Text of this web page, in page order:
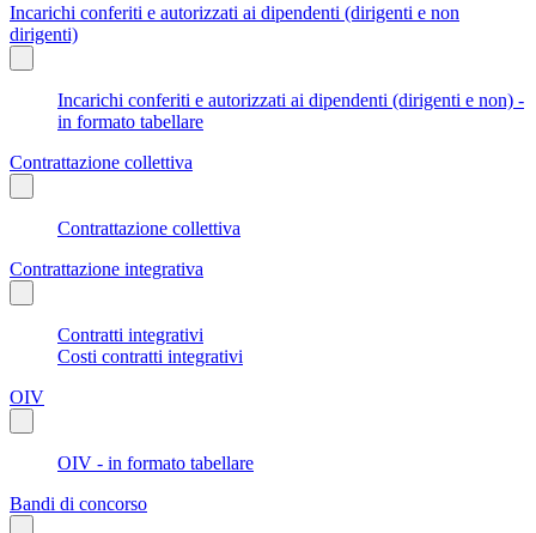
Incarichi conferiti e autorizzati ai dipendenti (dirigenti e non
dirigenti)
Incarichi conferiti e autorizzati ai dipendenti (dirigenti e non) -
in formato tabellare
Contrattazione collettiva
Contrattazione collettiva
Contrattazione integrativa
Contratti integrativi
Costi contratti integrativi
OIV
OIV - in formato tabellare
Bandi di concorso